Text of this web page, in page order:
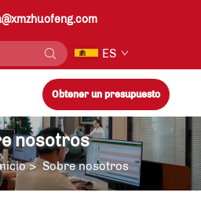
ES
Obtener un presupuesto
nosotros
>Sobre nosotros